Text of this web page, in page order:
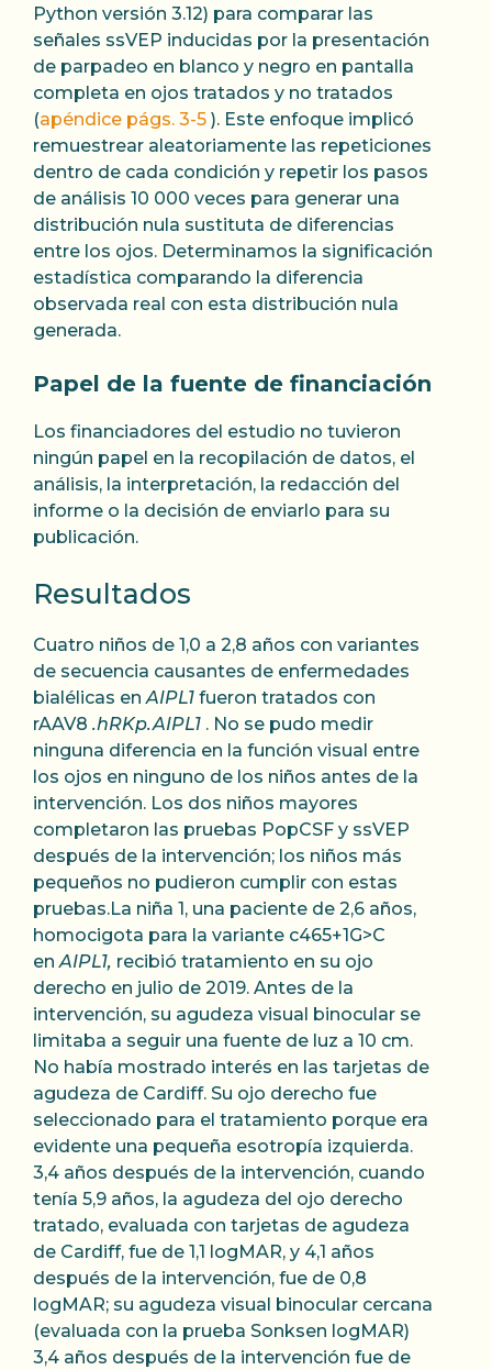
Python versión 3.12) para comparar las
señales ssVEP inducidas por la presentación
de parpadeo en blanco y negro en pantalla
completa en ojos tratados y no tratados
(apéndice págs. 3-5 ). Este enfoque implicó
remuestrear aleatoriamente las repeticiones
dentro de cada condición y repetir los pasos
de análisis 10 000 veces para generar una
distribución nula sustituta de diferencias
entre los ojos. Determinamos la significación
estadística comparando la diferencia
observada real con esta distribución nula
generada.
Papel de la fuente de financiación
Los financiadores del estudio no tuvieron
ningún papel en la recopilación de datos, el
análisis, la interpretación, la redacción del
informe o la decisión de enviarlo para su
publicación.
Resultados
Cuatro niños de 1,0 a 2,8 años con variantes
de secuencia causantes de enfermedades
bialélicas enAIPL1 fueron tratados con
rAAV8 .hRKp.AIPL1 . No se pudo medir
ninguna diferencia en la función visual entre
los ojos en ninguno de los niños antes de la
intervención. Los dos niños mayores
completaron las pruebas PopCSF y ssVEP
después de la intervención; los niños más
pequeños no pudieron cumplir con estas
pruebas.La niña 1, una paciente de 2,6 años,
homocigota para la variante c465+1G>C
enAIPL1, recibió tratamiento en su ojo
derecho en julio de 2019. Antes de la
intervención, su agudeza visual binocular se
limitaba a seguir una fuente de luz a 10 cm.
No había mostrado interés en las tarjetas de
agudeza de Cardiff. Su ojo derecho fue
seleccionado para el tratamiento porque era
evidente una pequeña esotropía izquierda.
3,4 años después de la intervención, cuando
tenía 5,9 años, la agudeza del ojo derecho
tratado, evaluada con tarjetas de agudeza
de Cardiff, fue de 1,1 logMAR, y 4,1 años
después de la intervención, fue de 0,8
logMAR; su agudeza visual binocular cercana
(evaluada con la prueba Sonksen logMAR)
3,4 años después de la intervención fue de